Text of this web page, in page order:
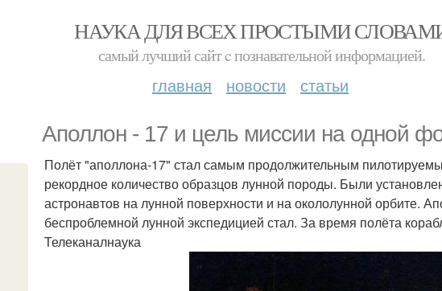
НАУКА ДЛЯ ВСЕХ ПРОСТЫМИ
самый лучший сайт c познавательной информацией.
главная новости статьи
Аполлон - 17 и цель миссии на одной
Полёт "аполлона-17" стал самым продолжительным
рекордное количество образцов лунной породы. Были
астронавтов на лунной поверхности и на окололунной орбите.
беспроблемной лунной экспедицией стал. За время полёта
Телеканалнаука